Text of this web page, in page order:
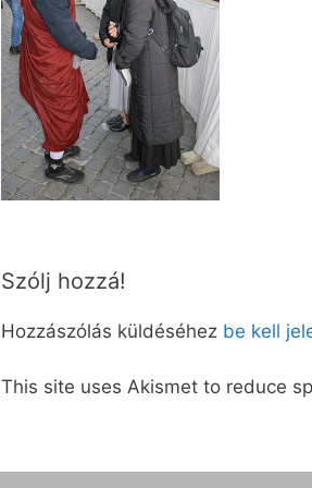
Szólj hozzá!
Hozzászólás küldéséhez be kell
This site uses Akismet to reduce